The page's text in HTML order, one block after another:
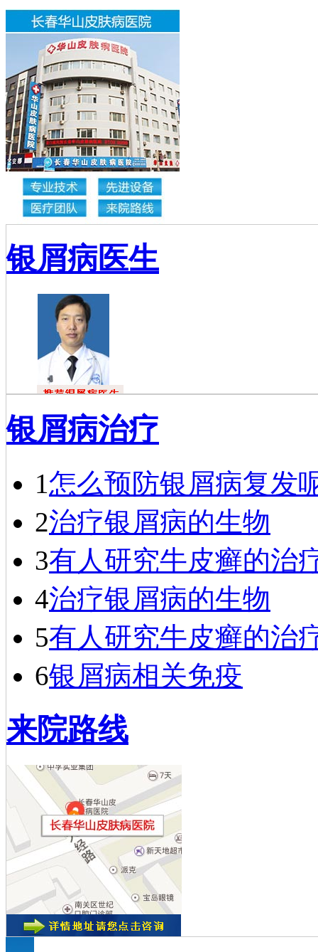
银屑病医生
杜福龙
杜福龙，主任
医师，银屑病资深
毕业于…
[详细]
银屑病治疗
1怎么预防银屑病复发
2治疗银屑病的生物
3有人研究牛皮癣的治
4治疗银屑病的生物
5有人研究牛皮癣的治
6银屑病相关免疫
来院路线